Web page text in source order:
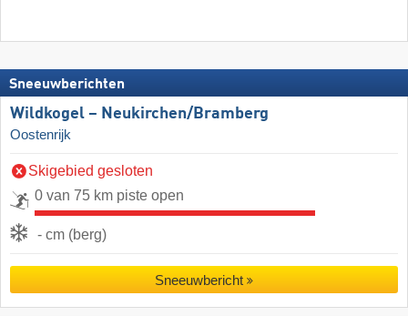
Sneeuwberichten
Wildkogel – Neukirchen/​Bramberg
Oostenrijk
Skigebied gesloten
0 van 75 km piste open
- cm (berg)
Sneeuwbericht